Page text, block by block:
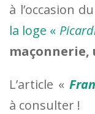
à l’occasion du
la loge «
maçonnerie,
L’article «
à consulter !